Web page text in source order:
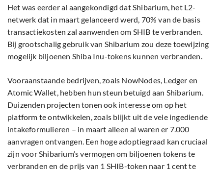
Het was eerder al aangekondigd dat Shibarium, het L2-
netwerk dat in maart gelanceerd werd, 70% van de basis
transactiekosten zal aanwenden om SHIB te verbranden.
Bij grootschalig gebruik van Shibarium zou deze toewijzing
mogelijk biljoenen Shiba Inu-tokens kunnen verbranden.
Vooraanstaande bedrijven, zoals NowNodes, Ledger en
Atomic Wallet, hebben hun steun betuigd aan Shibarium.
Duizenden projecten tonen ook interesse om op het
platform te ontwikkelen, zoals blijkt uit de vele ingediende
intakeformulieren – in maart alleen al waren er 7.000
aanvragen ontvangen. Een hoge adoptiegraad kan cruciaal
zijn voor Shibarium’s vermogen om biljoenen tokens te
verbranden en de prijs van 1 SHIB-token naar 1 cent te